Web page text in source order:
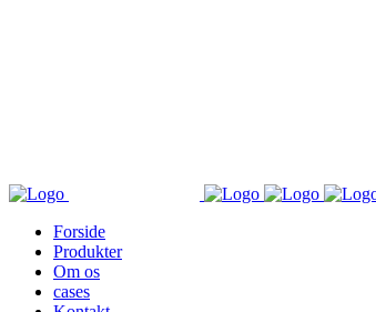
Forside
Produkter
Om os
cases